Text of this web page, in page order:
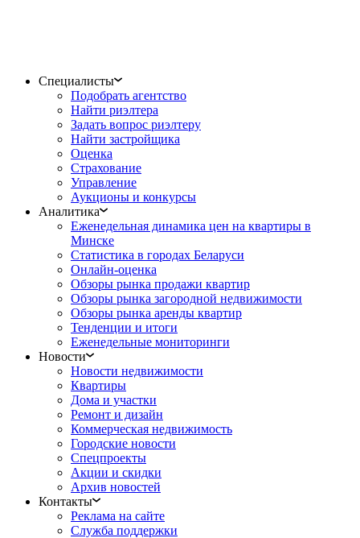
Специалисты
Подобрать агентство
Найти риэлтера
Задать вопрос риэлтеру
Найти застройщика
Оценка
Страхование
Управление
Аукционы и конкурсы
Аналитика
Еженедельная динамика цен на квартиры в
Минске
Статистика в городах Беларуси
Онлайн-оценка
Обзоры рынка продажи квартир
Обзоры рынка загородной недвижимости
Обзоры рынка аренды квартир
Тенденции и итоги
Еженедельные мониторинги
Новости
Новости недвижимости
Квартиры
Дома и участки
Ремонт и дизайн
Коммерческая недвижимость
Городские новости
Спецпроекты
Акции и скидки
Архив новостей
Контакты
Реклама на сайте
Служба поддержки